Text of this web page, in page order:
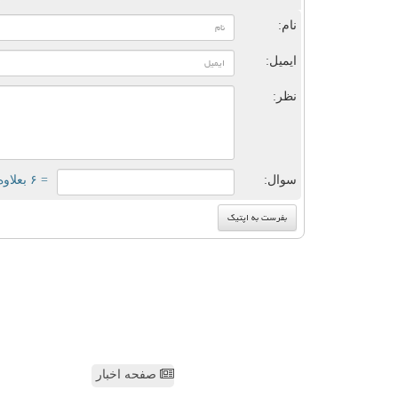
نام:
ایمیل:
نظر:
سوال: = ۶ بعلاوه ۳
صفحه اخبار